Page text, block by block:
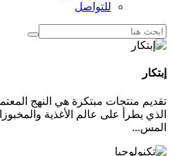
للتواصل
إبتكار
تقديم منتجات مبتكرة هي النهج
الذي يطرأ على عالم الأغذية
المس...